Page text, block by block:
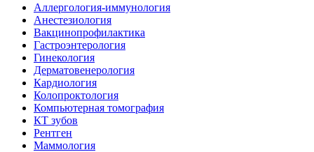
Аллергология-иммунология
Анестезиология
Вакцинопрофилактика
Гастроэнтерология
Гинекология
Дерматовенерология
Кардиология
Колопроктология
Компьютерная томография
КТ зубов
Рентген
Маммология